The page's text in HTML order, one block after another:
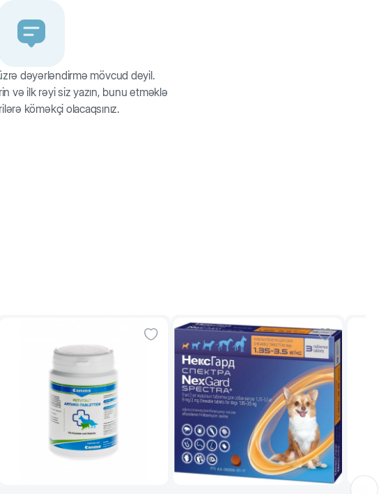
dəyərləndirmə mövcud deyil.
və ilk rəyi siz yazın, bunu etməklə
köməkçi olacaqsınız.